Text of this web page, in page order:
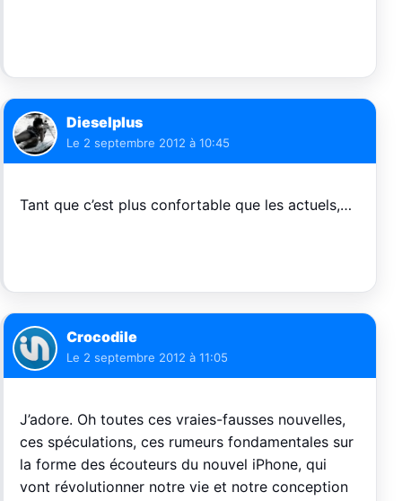
Dieselplus
Le 2 septembre 2012 à 10:45
Tant que c’est plus confortable que les actuels,…
Crocodile
Le 2 septembre 2012 à 11:05
J’adore. Oh toutes ces vraies-fausses nouvelles,
ces spéculations, ces rumeurs fondamentales sur
la forme des écouteurs du nouvel iPhone, qui
vont révolutionner notre vie et notre conception